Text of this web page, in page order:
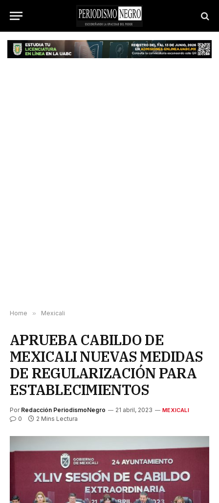
Home » Mexicali
APRUEBA CABILDO DE
MEXICALI NUEVAS MEDIDAS
DE REGULARIZACIÓN PARA
ESTABLECIMIENTOS
Por Redacción PeriodismoNegro 21 abril, 2023 MEXICALI
0 2 Mins Lectura